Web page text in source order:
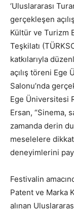
‘Uluslararası
gerçekleşen
Kültür ve Turizm
Teşkilatı
katkılarıyla
açılış töreni
Salonu’nda
Ege Üniversitesi
Ersan, “Sinema,
zamanda derin
meselelere
deneyimlerini
Festivalin
Patent ve Marka
alınan